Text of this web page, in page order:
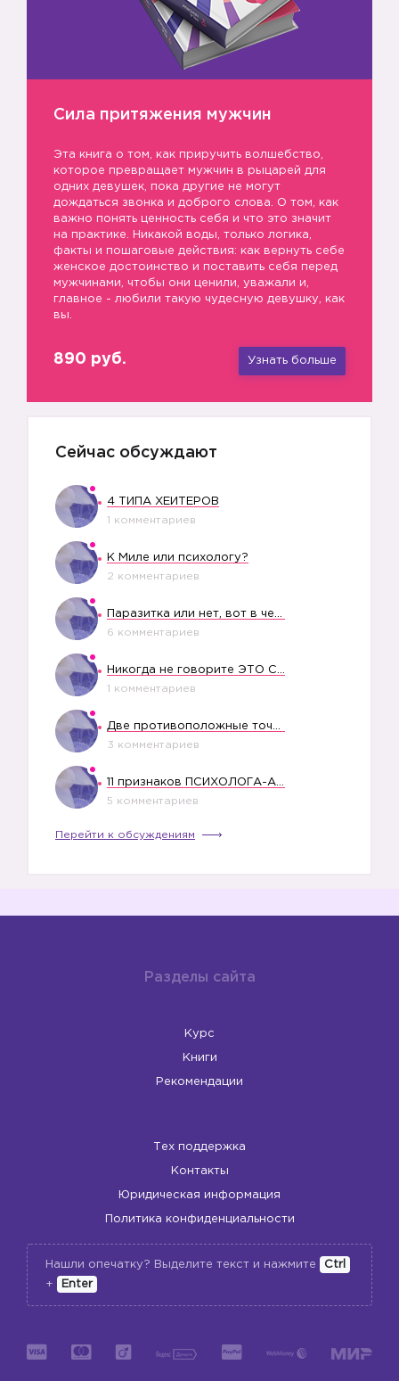
Сила притяжения мужчин
Эта книга о том, как приручить волшебство,
которое превращает мужчин в рыцарей для
одних девушек, пока другие не могут
дождаться звонка и доброго слова. О том, как
важно понять ценность себя и что это значит
на практике. Никакой воды, только логика,
факты и пошаговые действия: как вернуть себе
женское достоинство и поставить себя перед
мужчинами, чтобы они ценили, уважали и,
главное - любили такую чудесную девушку, как
вы.
890 руб. Узнать больше
Сейчас обсуждают
4 ТИПА ХЕЙТЕРОВ
1 комментариев
К Миле или психологу?
2 комментариев
6 комментариев
1 комментариев
3 комментариев
5 комментариев
Перейти к обсуждениям
Разделы сайта
Курс
Книги
Рекомендации
Тех поддержка
Контакты
Юридическая информация
Политика конфиденциальности
Нашли опечатку? Выделите текст и нажмите
Ctrl
+
Enter